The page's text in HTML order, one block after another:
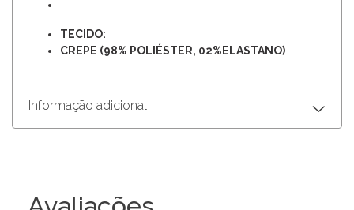
TECIDO:
CREPE (98% POLIÉSTER, 02%ELASTANO)
Informação adicional